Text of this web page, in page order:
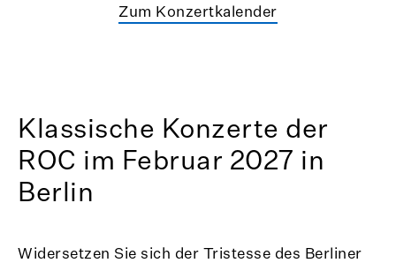
Zum Konzertkalender
Klassische Konzerte der
ROC im Februar 2027 in
Berlin
Widersetzen Sie sich der Tristesse des Berliner